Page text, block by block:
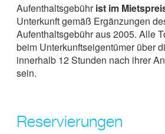
Aufenthaltsgebührist im
Unterkunft gemäß Ergänzungen
Aufenthaltsgebühr aus 2005. Alle
beim Unterkunftseigentümer über
innerhalb 12 Stunden nach ihrer
sein.
Reservierungen